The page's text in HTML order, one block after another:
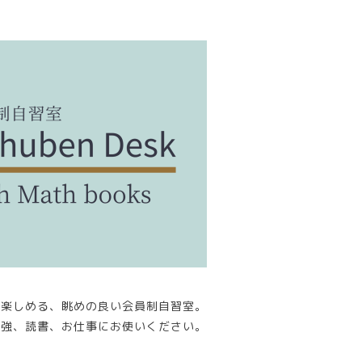
しめる、眺めの良い会員制自習室。
、読書、お仕事にお使いください。